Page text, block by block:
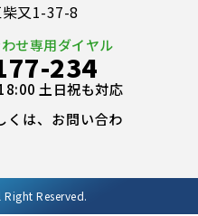
又1-37-8
せ専用ダイヤル
234
土日祝も対応
くは、お問い合わ
Right Reserved.